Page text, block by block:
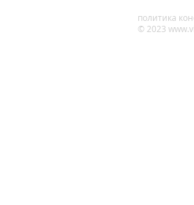
политика
© 2023